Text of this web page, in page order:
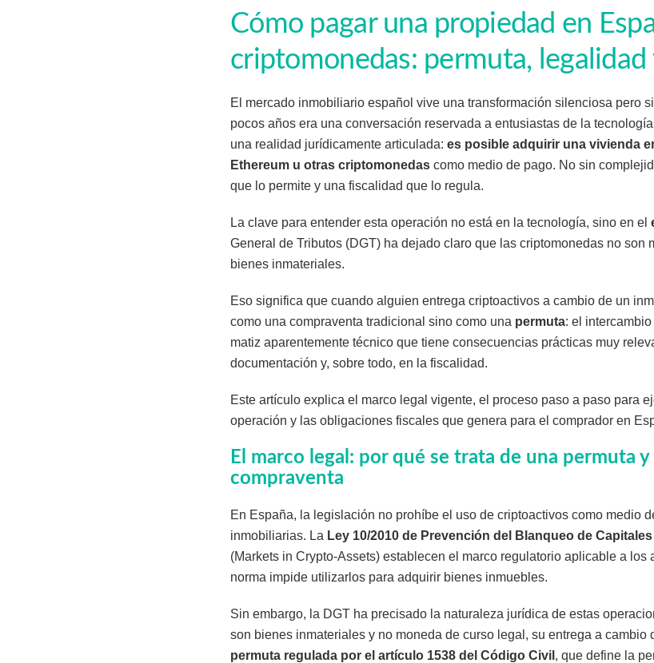
Cómo pagar una propiedad en
criptomonedas: permuta, legalidad
El mercado inmobiliario español vive una transformación silenciosa pero
pocos años era una conversación reservada a entusiastas de la tecnología
una realidad jurídicamente articulada: es posible adquirir una vivienda
Ethereum u otras criptomonedas como medio de pago. No sin
que lo permite y una fiscalidad que lo regula.
La clave para entender esta operación no está en la tecnología, sino en el
General de Tributos (DGT) ha dejado claro que las criptomonedas no son
bienes inmateriales.
Eso significa que cuando alguien entrega criptoactivos a cambio de un
como una compraventa tradicional sino como una permuta: el
matiz aparentemente técnico que tiene consecuencias prácticas muy
documentación y, sobre todo, en la fiscalidad.
Este artículo explica el marco legal vigente, el proceso paso a paso para
operación y las obligaciones fiscales que genera para el comprador en
El marco legal: por qué se trata de una permuta
compraventa
En España, la legislación no prohíbe el uso de criptoactivos como medio
inmobiliarias. La Ley 10/2010 de Prevención del Blanqueo de Capitales
(Markets in Crypto-Assets) establecen el marco regulatorio aplicable a los
norma impide utilizarlos para adquirir bienes inmuebles.
Sin embargo, la DGT ha precisado la naturaleza jurídica de estas
son bienes inmateriales y no moneda de curso legal, su entrega a cambio
permuta regulada por el artículo 1538 del Código Civil , que define la